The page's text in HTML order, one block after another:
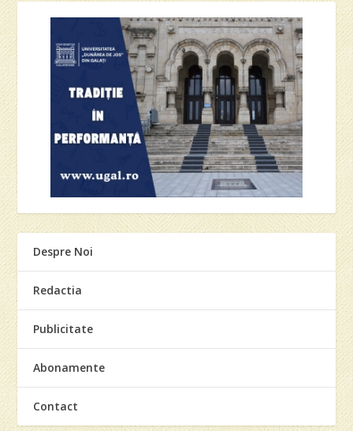
Despre Noi
Redactia
Publicitate
Abonamente
Contact